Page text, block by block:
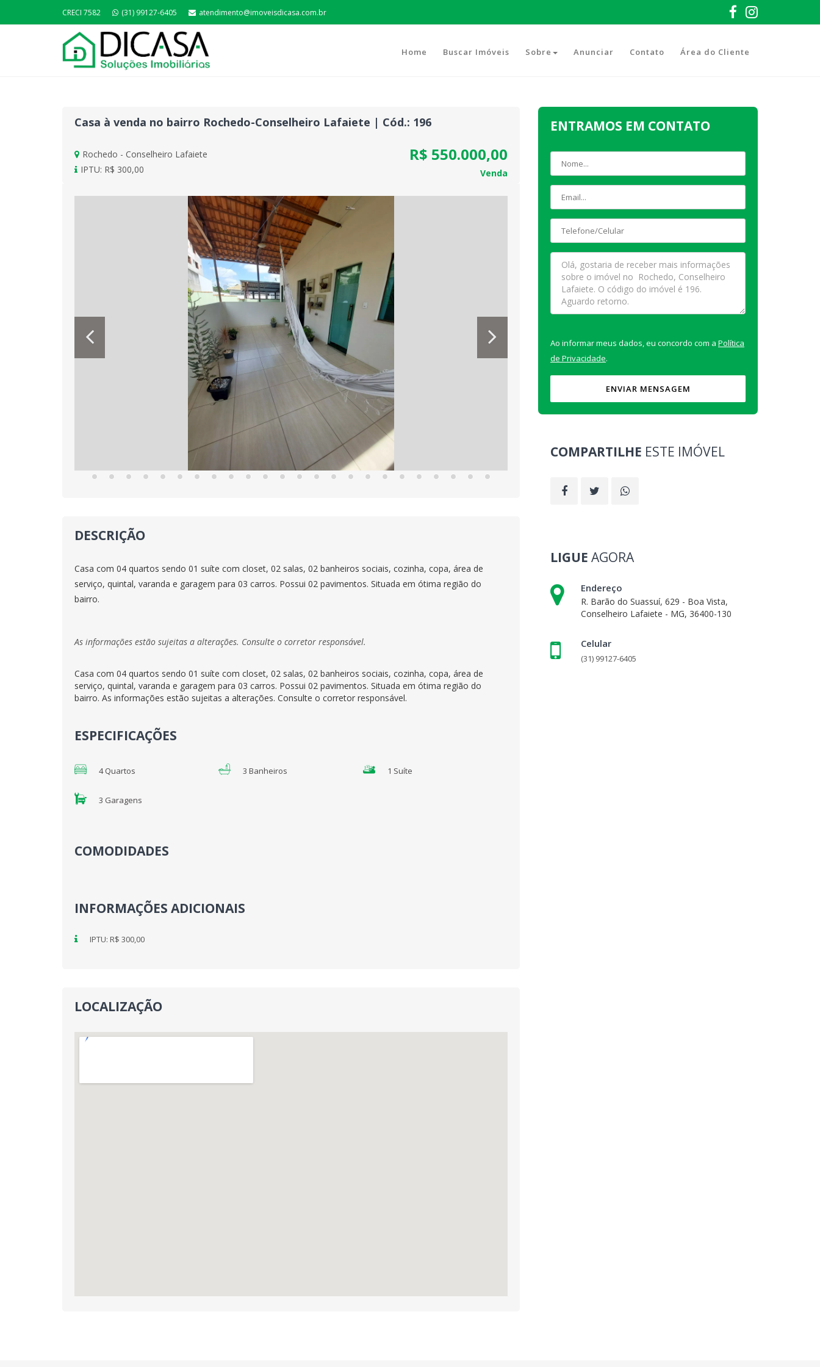
CRECI 7582 (31) 99127-6405 atendimento@imoveisdicasa.com.br
Home Buscar Imóveis Sobre Anunciar Contato Área do Cliente
Casa à venda no bairro Rochedo-Conselheiro Lafaiete | Cód.: 196
Rochedo - Conselheiro Lafaiete
IPTU: R$ 300,00
R$ 550.000,00
Venda
DESCRIÇÃO
Casa com 04 quartos sendo 01 suíte com closet, 02 salas, 02 banheiros sociais, cozinha, copa, área de
serviço, quintal, varanda e garagem para 03 carros. Possui 02 pavimentos. Situada em ótima região do
bairro.
As informações estão sujeitas a alterações. Consulte o corretor responsável.
Casa com 04 quartos sendo 01 suíte com closet, 02 salas, 02 banheiros sociais, cozinha, copa, área de
serviço, quintal, varanda e garagem para 03 carros. Possui 02 pavimentos. Situada em ótima região do
bairro. As informações estão sujeitas a alterações. Consulte o corretor responsável.
ESPECIFICAÇÕES
4 Quartos 3 Banheiros 1 Suíte
3 Garagens
COMODIDADES
INFORMAÇÕES ADICIONAIS
IPTU: R$ 300,00
LOCALIZAÇÃO
ENTRAMOS EM CONTATO
Ao informar meus dados, eu concordo com a Política
de Privacidade.
ENVIAR MENSAGEM
COMPARTILHE ESTE IMÓVEL
LIGUE AGORA
Endereço
R. Barão do Suassuí, 629 - Boa Vista,
Conselheiro Lafaiete - MG, 36400-130
Celular
(31) 99127-6405